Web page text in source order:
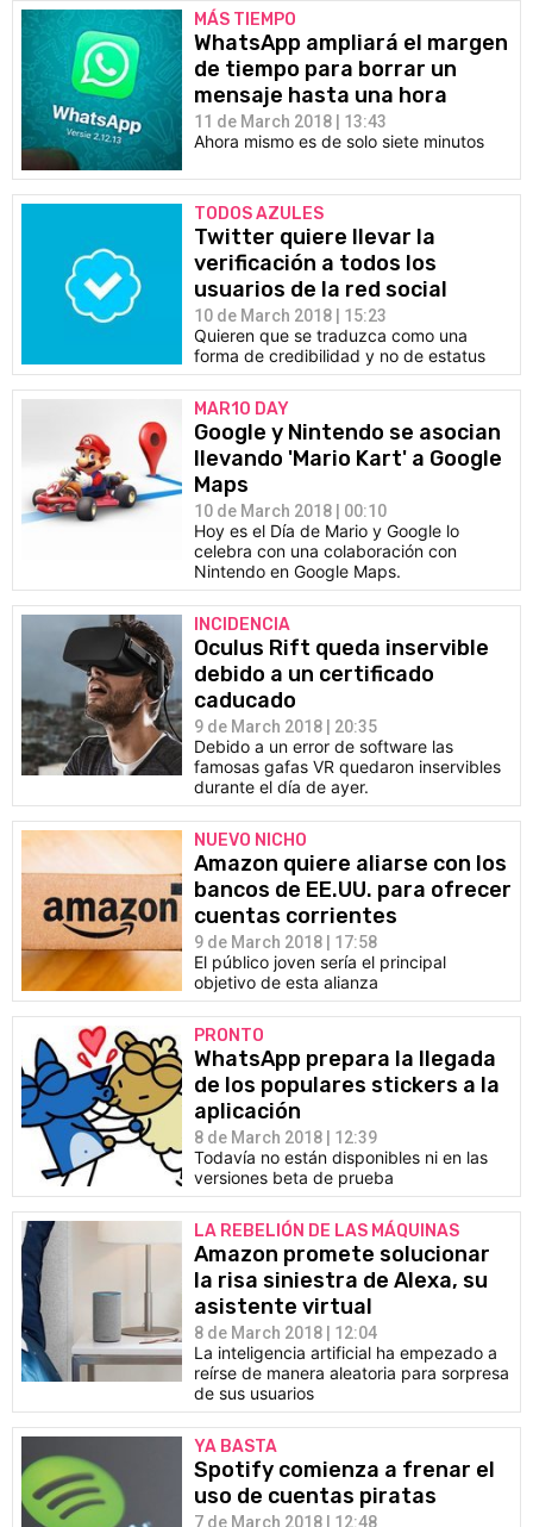
MÁS TIEMPO
WhatsApp ampliará el margen
de tiempo para borrar un
mensaje hasta una hora
11 de March 2018 | 13:43
Ahora mismo es de solo siete minutos
TODOS AZULES
Twitter quiere llevar la
verificación a todos los
usuarios de la red social
10 de March 2018 | 15:23
Quieren que se traduzca como una
forma de credibilidad y no de estatus
MAR10 DAY
Google y Nintendo se asocian
llevando 'Mario Kart' a Google
Maps
10 de March 2018 | 00:10
Hoy es el Día de Mario y Google lo
celebra con una colaboración con
Nintendo en Google Maps.
INCIDENCIA
Oculus Rift queda inservible
debido a un certificado
caducado
9 de March 2018 | 20:35
Debido a un error de software las
famosas gafas VR quedaron inservibles
durante el día de ayer.
NUEVO NICHO
Amazon quiere aliarse con los
bancos de EE.UU. para ofrecer
cuentas corrientes
9 de March 2018 | 17:58
El público joven sería el principal
objetivo de esta alianza
PRONTO
WhatsApp prepara la llegada
de los populares stickers a la
aplicación
8 de March 2018 | 12:39
Todavía no están disponibles ni en las
versiones beta de prueba
LA REBELIÓN DE LAS MÁQUINAS
Amazon promete solucionar
la risa siniestra de Alexa, su
asistente virtual
8 de March 2018 | 12:04
La inteligencia artificial ha empezado a
reírse de manera aleatoria para sorpresa
de sus usuarios
YA BASTA
Spotify comienza a frenar el
uso de cuentas piratas
7 de March 2018 | 12:48